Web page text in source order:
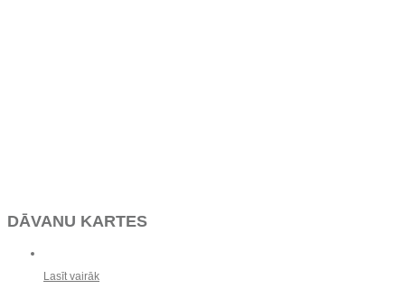
DĀVANU KARTES
Lasīt vairāk